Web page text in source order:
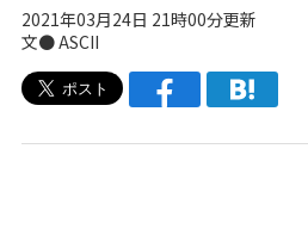
2021年03月24日 21時00分更新
文● ASCII